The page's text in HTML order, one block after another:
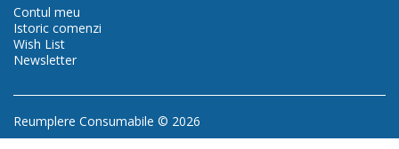
Contul meu
Istoric comenzi
Wish List
Newsletter
Reumplere Consumabile © 2026